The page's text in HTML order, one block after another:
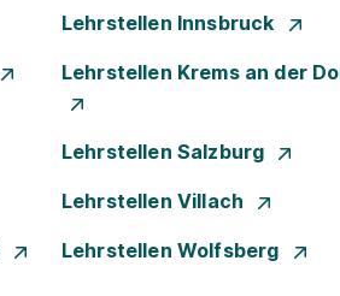
Lehrstellen Innsbruck
Lehrstellen Krems an der
Lehrstellen Salzburg
Lehrstellen Villach
Lehrstellen Wolfsberg